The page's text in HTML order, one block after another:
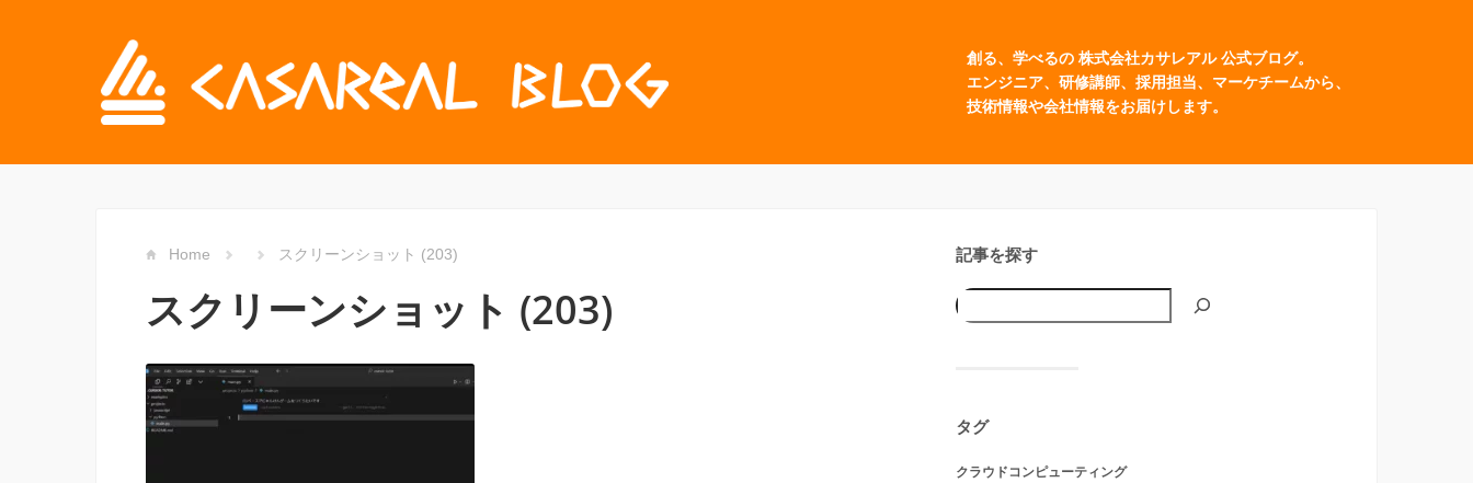
創る、学べるの 株式会社カサレアル 公式ブログ。
エンジニア、研修講師、採用担当、マーケチームから、
技術情報や会社情報をお届けします。
Home スクリーンショット (203)
スクリーンショット (203)
記事を探す
タグ
クラウドコンピューティング